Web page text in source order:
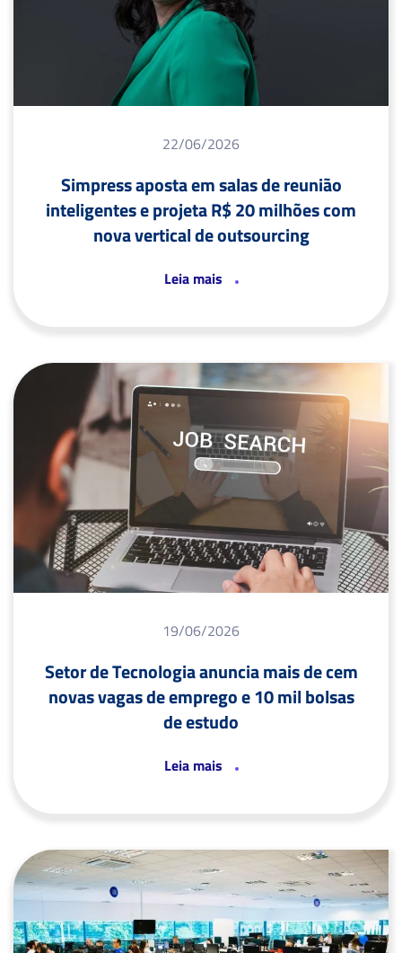
22/06/2026
Simpress aposta em salas de reunião
inteligentes e projeta R$ 20 milhões com
nova vertical de outsourcing
Leia mais
19/06/2026
Setor de Tecnologia anuncia mais de cem
novas vagas de emprego e 10 mil bolsas
de estudo
Leia mais